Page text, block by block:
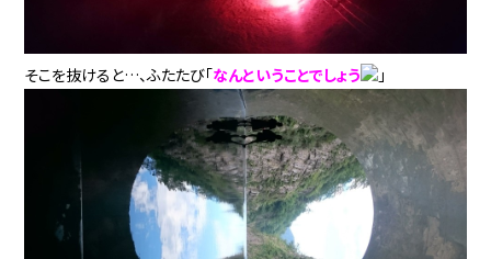
そこを抜けると…、ふたたび「なんということでしょう 」